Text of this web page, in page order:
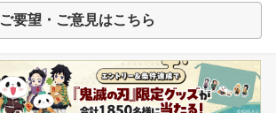
ご要望・ご意見はこちら